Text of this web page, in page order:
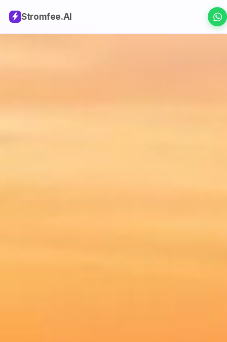
Stromfee.AI